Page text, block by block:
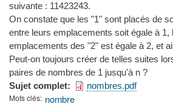
suivante : 11423243.
On constate que les "1" sont placés de
entre leurs emplacements soit égale à 1,
emplacements des "2" est égale à 2, et
Peut-on toujours créer de telles suites
paires de nombres de 1 jusqu'à n ?
Sujet complet
nombres.pdf
Mots clés nombre